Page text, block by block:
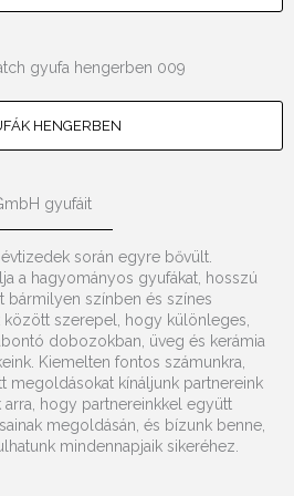
HENGERBEN
gyufáit
során egyre bővült.
a hagyományos gyufákat, hosszú
bármilyen színben és színes
szerepel, hogy különleges,
dobozokban, üveg és kerámia
Kiemelten fontos számunkra,
megoldásokat kínáljunk partnereink
arra, hogy partnereinkkel együtt
megoldásán, és bízunk benne,
mindennapjaik sikeréhez.